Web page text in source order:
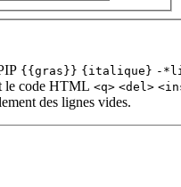
{{gras}} {italique} -
le code HTML <q> <del>
des lignes vides.